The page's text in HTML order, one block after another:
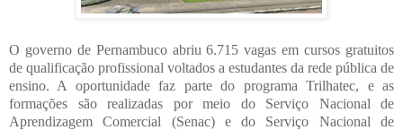
O governo de Pernambuco abriu 6.715 vagas em cursos gratuitos
de qualificação profissional voltados a estudantes da rede pública de
ensino. A oportunidade faz parte do programa Trilhatec, e as
formações são realizadas por meio do Serviço Nacional de
Aprendizagem Comercial (Senac) e do Serviço Nacional de